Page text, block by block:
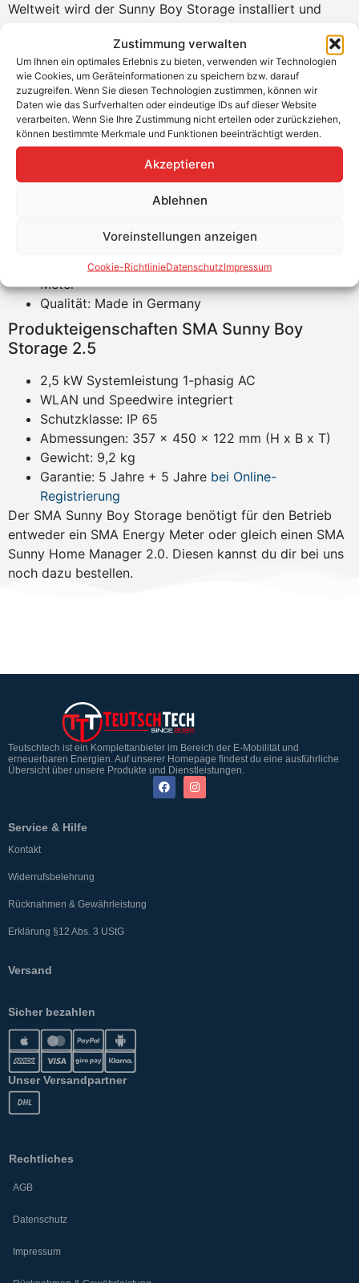
Zustimmung verwalten
Um Ihnen ein optimales Erlebnis zu bieten, verwenden wir Technologien
wie Cookies, um Geräteinformationen zu speichern bzw. darauf
zuzugreifen. Wenn Sie diesen Technologien zustimmen, können wir
Daten wie das Surfverhalten oder eindeutige IDs auf dieser Website
verarbeiten. Wenn Sie Ihre Zustimmung nicht erteilen oder zurückziehen,
können bestimmte Merkmale und Funktionen beeinträchtigt werden.
Akzeptieren
Ablehnen
Voreinstellungen anzeigen
Cookie-RichtlinieDatenschutzImpressum
Weltweit wird der Sunny Boy Storage installiert und
Das Hochvolt-Speichersystem ist seit 2016 ein großer
Trend. Du kannst den SMA Sunny Boy Storage sehr
einfache und schnell installieren.
Produktvorteile
Hochvolt-Batteriewechselrichter
Reduzierung der Installationskosten
WLAN und webbasierte Benutzeroberfläche für die
flexibel auch mit nicht SMA Wechselrichter
einsetzbar durch ein zusätzliches SMA Energy
Meter
Qualität: Made in Germany
Produkteigenschaften SMA Sunny Boy
Storage 2.5
2,5 kW Systemleistung 1-phasig AC
WLAN und Speedwire integriert
Schutzklasse: IP 65
Abmessungen: 357 x 450 x 122 mm (H x B x T)
Gewicht: 9,2 kg
Garantie: 5 Jahre + 5 Jahre bei Online-
Registrierung
Der SMA Sunny Boy Storage benötigt für den Betrieb
entweder ein SMA Energy Meter oder gleich einen SMA
Sunny Home Manager 2.0. Diesen kannst du dir bei uns
noch dazu bestellen.
Teutschtech ist ein Komplettanbieter im Bereich der E-Mobilität und
erneuerbaren Energien. Auf unserer Homepage findest du eine ausführliche
Übersicht über unsere Produkte und Dienstleistungen.
Service & Hilfe
Kontakt
Widerrufsbelehrung
Rücknahmen & Gewährleistung
Erklärung §12 Abs. 3 UStG
Versand
Sicher bezahlen
Unser Versandpartner
Rechtliches
AGB
Datenschutz
Impressum